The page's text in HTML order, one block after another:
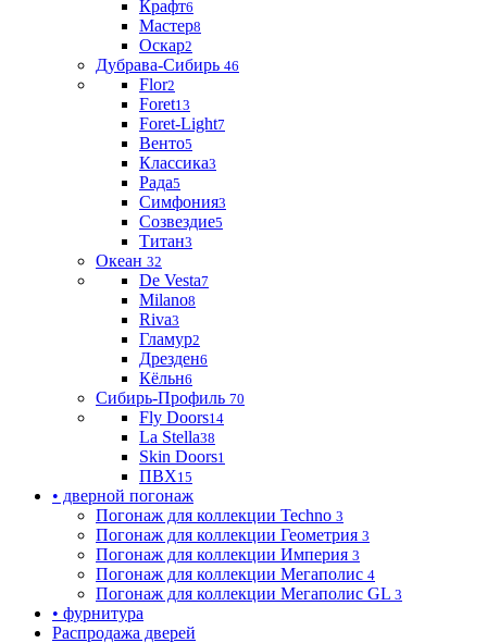
Крафт6
Мастер8
Оскар2
Дубрава-Сибирь 46
Flor2
Foret13
Foret-Light7
Венто5
Классика3
Рада5
Симфония3
Созвездие5
Титан3
Океан 32
De Vesta7
Milano8
Riva3
Гламур2
Дрезден6
Кёльн6
Сибирь-Профиль 70
Fly Doors14
La Stella38
Skin Doors1
ПВХ15
• дверной погонаж
Погонаж для коллекции Techno 3
Погонаж для коллекции Геометрия 3
Погонаж для коллекции Империя 3
Погонаж для коллекции Мегаполис 4
Погонаж для коллекции Мегаполис GL 3
• фурнитура
Распродажа дверей